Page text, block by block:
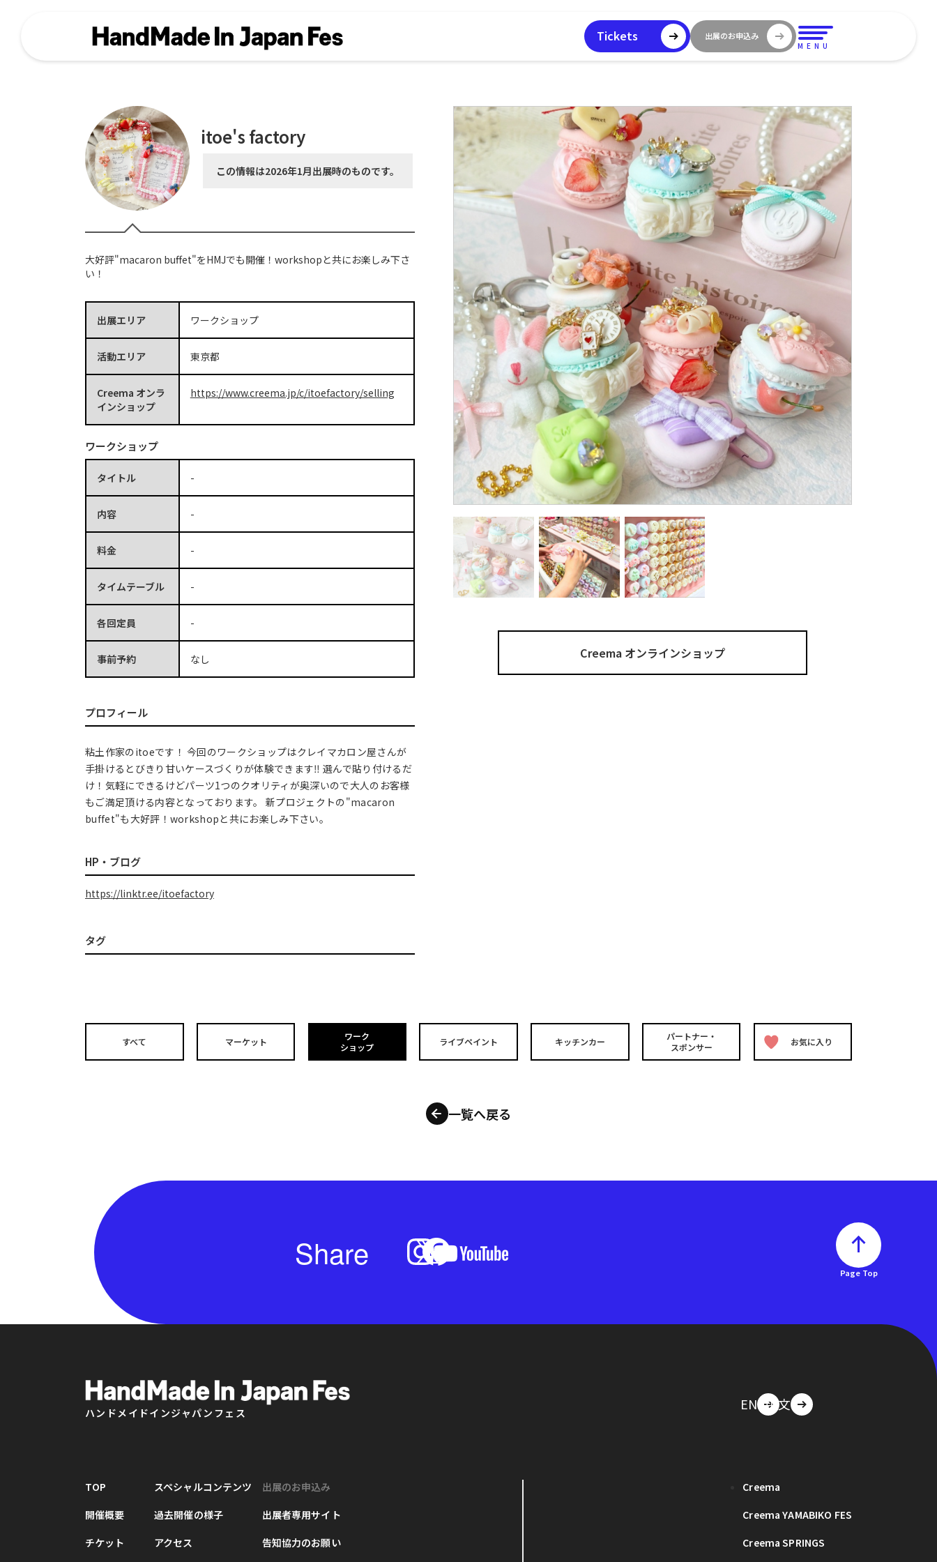
Tickets 出展のお申込み
MENU
itoe's factory
この情報は2026年1月出展時のものです。
大好評"macaron buffet"をHMJでも開催！workshopと共にお楽しみ下さ
い！
出展エリア ワークショップ
活動エリア 東京都
Creema オンラ
インショップ
https://www.creema.jp/c/itoefactory/selling
ワークショップ
タイトル -
内容 -
料金 -
タイムテーブル -
各回定員 -
事前予約 なし
プロフィール
粘土作家のitoeです！ 今回のワークショップはクレイマカロン屋さんが
手掛けるとびきり甘いケースづくりが体験できます‼︎ 選んで貼り付けるだ
け！気軽にできるけどパーツ1つのクオリティが奥深いので大人のお客様
もご満足頂ける内容となっております。 新プロジェクトの"macaron
buffet"も大好評！workshopと共にお楽しみ下さい。
HP・ブログ
https://linktr.ee/itoefactory
タグ
Creema オンラインショップ
すべて マーケット
ワーク
ショップ
ライブペイント キッチンカー
パートナー・
スポンサー
お気に入り
一覧へ戻る
Share
Page Top
ハンドメイドインジャパンフェス
EN 中文
TOP
開催概要
チケット
スペシャルコンテンツ
過去開催の様子
アクセス
出展のお申込み
出展者専用サイト
告知協力のお願い
Creema
Creema YAMABIKO FES
Creema SPRINGS